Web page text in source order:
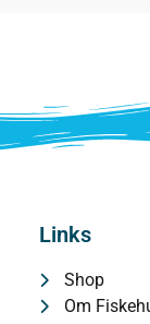
Links
Shop
Om